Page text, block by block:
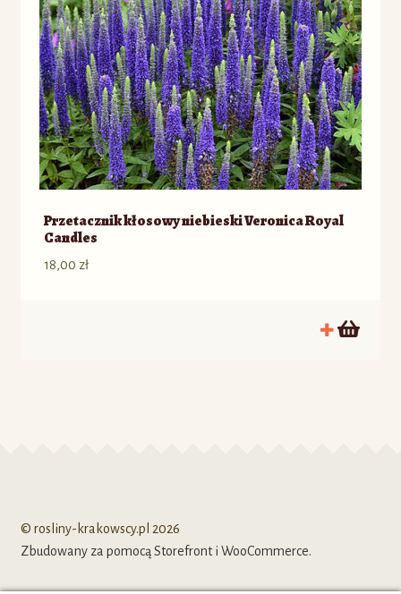
Przetacznik kłosowy niebieski Veronica Royal
Candles
18,00 zł
© rosliny-krakowscy.pl 2026
Zbudowany za pomocą Storefront i WooCommerce.